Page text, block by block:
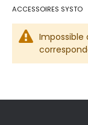
ACCESSOIRES SYSTO
Impossible